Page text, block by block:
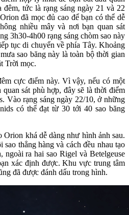
đêm, tức là rạng sáng ngày 21 và 22
đã mọc đủ cao để bạn có thể dễ
nhiều mây và nơi bạn quan sát
3h30-4h00 rạng sáng chòm sao này
tục di chuyển về phía Tây. Khoảng
sao băng này là toàn bộ thời gian
Trời mọc.
cực điểm này. Vì vậy, nếu có một
sát phù hợp, đây sẽ là thời điểm
Vào rạng sáng ngày 22/10, ở những
có thể đạt từ 30 tới 40 sao băng
Orion khá dễ dàng như hình ảnh sau.
thẳng hàng và cách đều nhau tạo
ngoài ra hai sao Rigel và Betelgeuse
xác định được. Khu vực trung tâm
đã được đánh dấu trong hình.